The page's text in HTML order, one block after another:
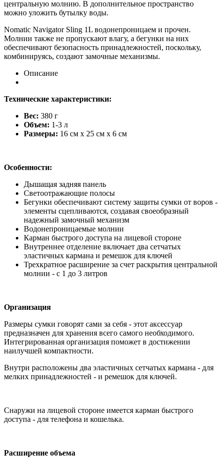
центральную молнию. В дополнительное пространство
можно уложить бутылку воды.
Nomatic Navigator Sling 1L водонепроницаем и прочен.
Молнии также не пропускают влагу, а бегунки на них
обеспечивают безопасность принадлежностей, поскольку,
комбинируясь, создают замочные механизмы.
Описание
Технические характеристики:
Вес: 380 г
Объем: 1-3 л
Размеры: 16 см х 25 см х 6 см
Особенности:
Дышащая задняя панель
Светоотражающие полосы
Бегунки обеспечивают систему защиты сумки от воров -
элементы сцепливаются, создавая своеобразный
надежный замочный механизм
Водонепроницаемые молнии
Карман быстрого доступа на лицевой стороне
Внутреннее отделение включает два сетчатых
эластичных кармана и ремешок для ключей
Трехкратное расширение за счет раскрытия центральной
молнии - с 1 до 3 литров
Организация
Размеры сумки говорят сами за себя - этот аксессуар
предназначен для хранения всего самого необходимого.
Интегрированная организация поможет в достижении
наилучшей компактности.
Внутри расположены два эластичных сетчатых кармана - для
мелких принадлежностей - и ремешок для ключей.
Снаружи на лицевой стороне имеется карман быстрого
доступа - для телефона и кошелька.
Расширение объема